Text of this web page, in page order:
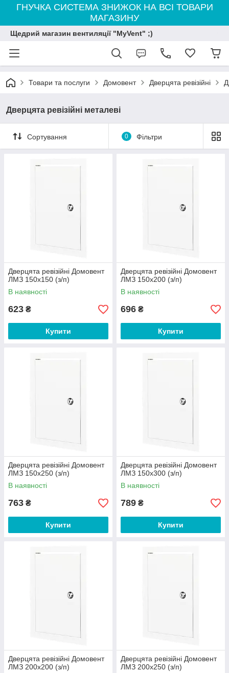
ГНУЧКА СИСТЕМА ЗНИЖОК НА ВСІ ТОВАРИ
МАГАЗИНУ
Щедрий магазин вентиляції "MyVent" ;)
Товари та послуги Домовент Дверцята ревізійні
Дверцята ревізійні металеві
Сортування 0 Фільтри
Дверцята ревізійні Домовент
ЛМЗ 150х150 (з/п)
В наявності
623 ₴
Купити
Дверцята ревізійні Домовент
ЛМЗ 150х200 (з/п)
В наявності
696 ₴
Купити
Дверцята ревізійні Домовент
ЛМЗ 150х250 (з/п)
В наявності
763 ₴
Купити
Дверцята ревізійні Домовент
ЛМЗ 150х300 (з/п)
В наявності
789 ₴
Купити
Дверцята ревізійні Домовент
ЛМЗ 200х200 (з/п)
Дверцята ревізійні Домовент
ЛМЗ 200х250 (з/п)